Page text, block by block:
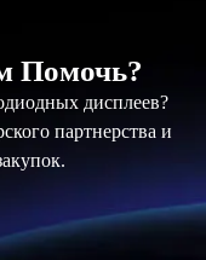
Помочь?
дисплеев?
партнерства и